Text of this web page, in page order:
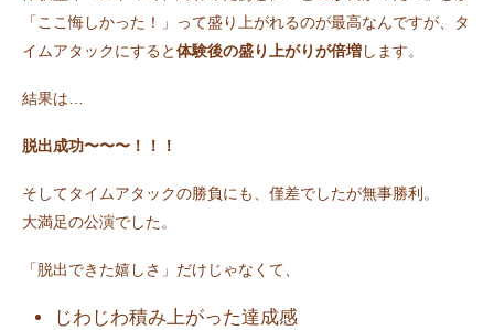
「ここ悔しかった！」って盛り上がれるのが最高なんですが、タ
イムアタックにすると体験後の盛り上がりが倍増します。
結果は…
脱出成功〜〜〜！！！
そしてタイムアタックの勝負にも、僅差でしたが無事勝利。
大満足の公演でした。
「脱出できた嬉しさ」だけじゃなくて、
じわじわ積み上がった達成感